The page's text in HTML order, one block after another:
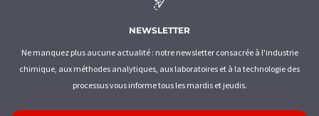
NEWSLETTER
Ne manquez plus aucune actualité : notre newsletter consacrée à l'industrie
chimique, aux méthodes analytiques, aux laboratoires et à la technologie des
processus vous informe tous les mardis et jeudis.